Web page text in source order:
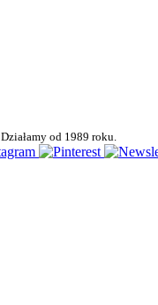
Działamy od 1989 roku.